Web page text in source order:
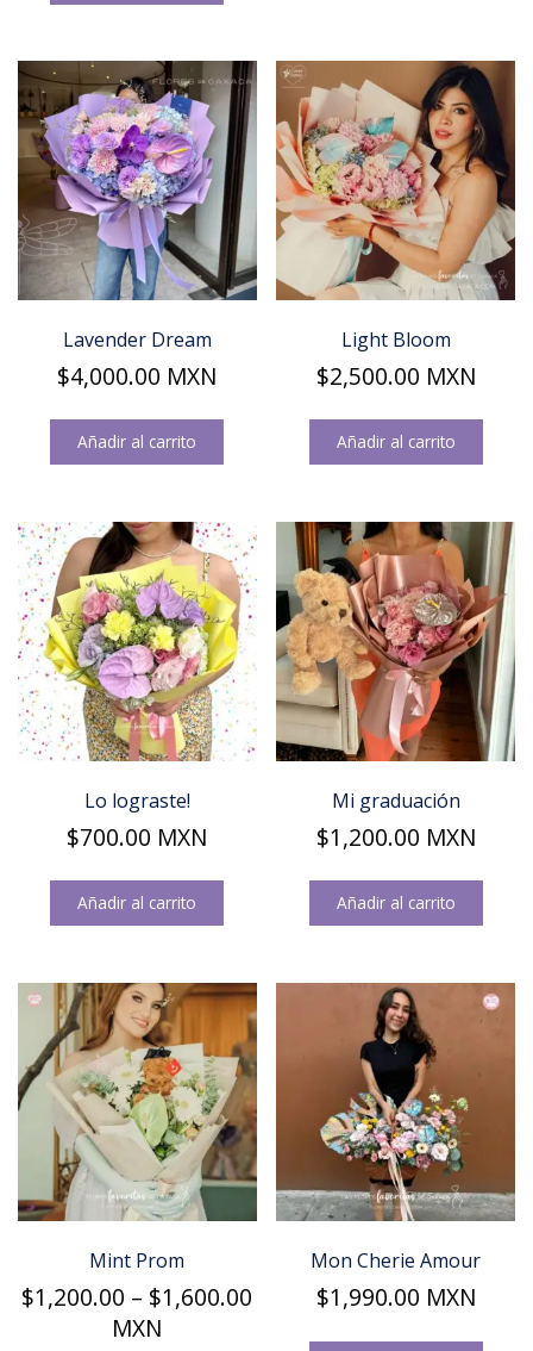
Lavender Dream
$4,000.00 MXN
Añadir al carrito
Light Bloom
$2,500.00 MXN
Añadir al carrito
Lo lograste!
$700.00 MXN
Añadir al carrito
Mi graduación
$1,200.00 MXN
Añadir al carrito
Mint Prom
$1,200.00 – $1,600.00
MXN
Mon Cherie Amour
$1,990.00 MXN